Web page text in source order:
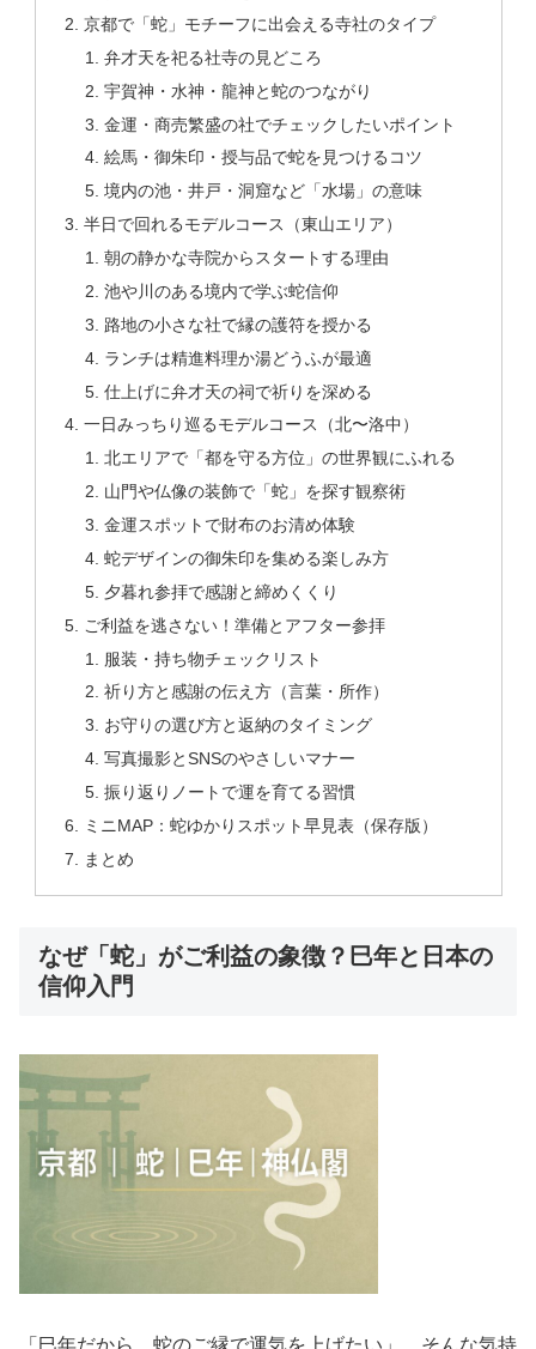
京都で「蛇」モチーフに出会える寺社のタイプ
弁才天を祀る社寺の見どころ
宇賀神・水神・龍神と蛇のつながり
金運・商売繁盛の社でチェックしたいポイント
絵馬・御朱印・授与品で蛇を見つけるコツ
境内の池・井戸・洞窟など「水場」の意味
半日で回れるモデルコース（東山エリア）
朝の静かな寺院からスタートする理由
池や川のある境内で学ぶ蛇信仰
路地の小さな社で縁の護符を授かる
ランチは精進料理か湯どうふが最適
仕上げに弁才天の祠で祈りを深める
一日みっちり巡るモデルコース（北〜洛中）
北エリアで「都を守る方位」の世界観にふれる
山門や仏像の装飾で「蛇」を探す観察術
金運スポットで財布のお清め体験
蛇デザインの御朱印を集める楽しみ方
夕暮れ参拝で感謝と締めくくり
ご利益を逃さない！準備とアフター参拝
服装・持ち物チェックリスト
祈り方と感謝の伝え方（言葉・所作）
お守りの選び方と返納のタイミング
写真撮影とSNSのやさしいマナー
振り返りノートで運を育てる習慣
ミニMAP：蛇ゆかりスポット早見表（保存版）
まとめ
なぜ「蛇」がご利益の象徴？巳年と日本の
信仰入門